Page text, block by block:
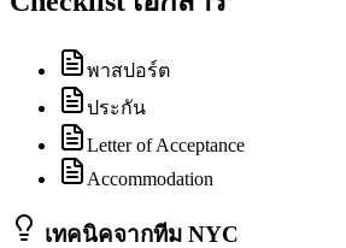
พาสปอร์ต
ประกัน
Letter of Acceptance
Accommodation
เทคนิคจากทีม NYC